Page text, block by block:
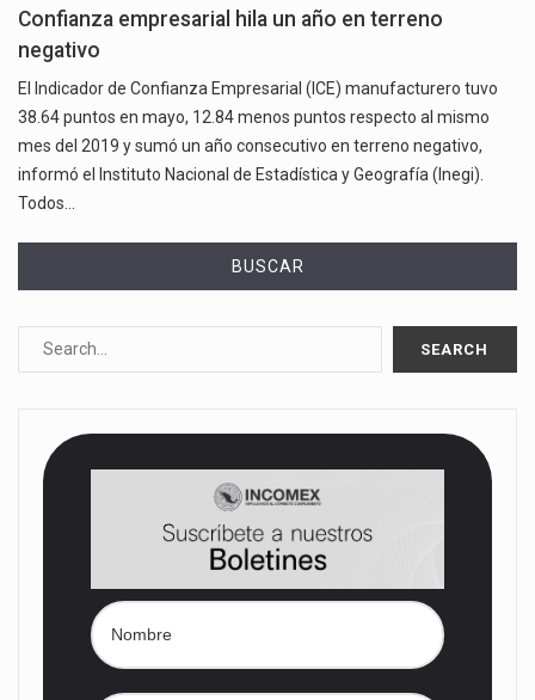
Confianza empresarial hila un año en terreno
negativo
El Indicador de Confianza Empresarial (ICE) manufacturero tuvo
38.64 puntos en mayo, 12.84 menos puntos respecto al mismo
mes del 2019 y sumó un año consecutivo en terreno negativo,
informó el Instituto Nacional de Estadística y Geografía (Inegi).
Todos…
BUSCAR